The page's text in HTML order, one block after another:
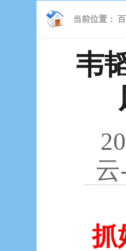
当前位置：
韦
抓